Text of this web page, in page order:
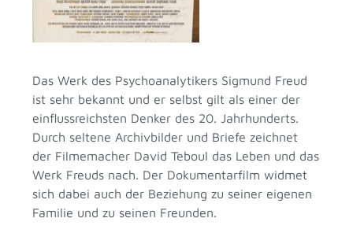
Das Werk des Psychoanalytikers Sigmund Freud
ist sehr bekannt und er selbst gilt als einer der
einflussreichsten Denker des 20. Jahrhunderts.
Durch seltene Archivbilder und Briefe zeichnet
der Filmemacher David Teboul das Leben und das
Werk Freuds nach. Der Dokumentarfilm widmet
sich dabei auch der Beziehung zu seiner eigenen
Familie und zu seinen Freunden.